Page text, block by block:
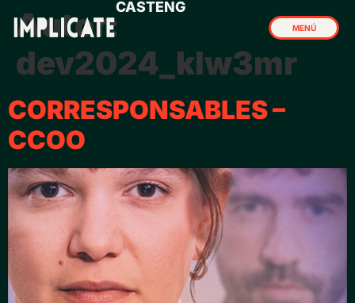
CASTENG
MENÚ
Autor:
dev2024_klw3mr
CORRESPONSABLES –
CCOO